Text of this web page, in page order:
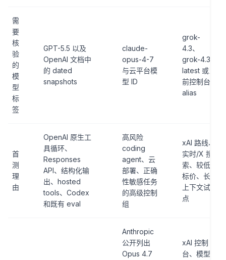
需
要
核
验
的
模
型
标
签
GPT-5.5 以及
OpenAI 文档中
的 dated
snapshots
claude-
opus-4-7
与云平台模
型 ID
grok-
4.3、
grok-4.3-
latest 或当
前控制台
alias
首
测
理
由
OpenAI 原生工
具循环、
Responses
API、结构化输
出、hosted
tools、Codex
和既有 eval
高风险
coding
agent、云
部署、正确
性敏感任务
的高级控制
组
xAI 路线、
实时/X 搜
索、较低
标价、长
上下文试
点
Anthropic
公开列出
Opus 4.7
xAI 控制
台、模型